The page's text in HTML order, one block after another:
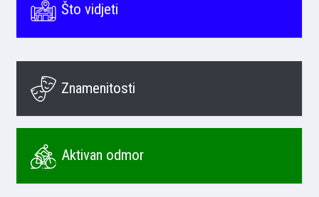
Što vidjeti
Znamenitosti
Aktivan odmor